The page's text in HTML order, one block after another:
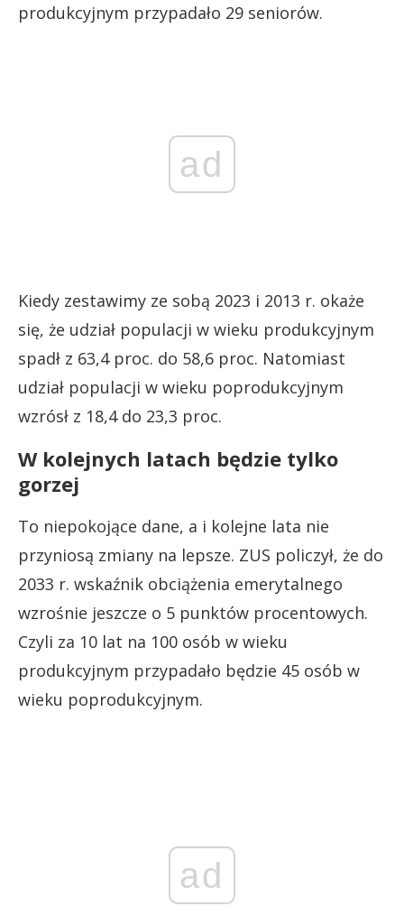
produkcyjnym przypadało 29 seniorów.
ad
Kiedy zestawimy ze sobą 2023 i 2013 r. okaże
się, że udział populacji w wieku produkcyjnym
spadł z 63,4 proc. do 58,6 proc. Natomiast
udział populacji w wieku poprodukcyjnym
wzrósł z 18,4 do 23,3 proc.
W kolejnych latach będzie tylko
gorzej
To niepokojące dane, a i kolejne lata nie
przyniosą zmiany na lepsze. ZUS policzył, że do
2033 r. wskaźnik obciążenia emerytalnego
wzrośnie jeszcze o 5 punktów procentowych.
Czyli za 10 lat na 100 osób w wieku
produkcyjnym przypadało będzie 45 osób w
wieku poprodukcyjnym.
ad